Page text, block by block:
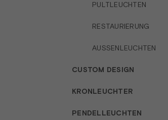
PULTLEUCHTEN
RESTAURIERUNG
AUSSENLEUCHTEN
CUSTOM DESIGN
KRONLEUCHTER
PENDELLEUCHTEN